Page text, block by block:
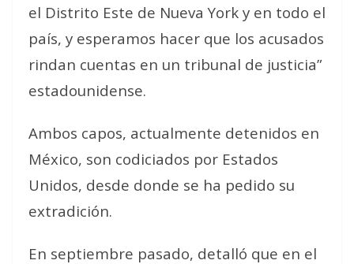
el Distrito Este de Nueva York y en todo el
país, y esperamos hacer que los acusados
rindan cuentas en un tribunal de justicia”
estadounidense.
Ambos capos, actualmente detenidos en
México, son codiciados por Estados
Unidos, desde donde se ha pedido su
extradición.
En septiembre pasado, detalló que en el